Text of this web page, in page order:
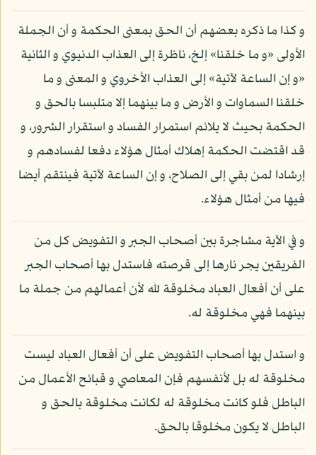
و كذا ما ذكره بعضهم أن الحق بمعنى الحكمة و أن الجملة
الأولى «و ما خلقنا» إلخ، ناظرة إلى العذاب الدنيوي و الثانية
«و إن الساعة لآتية» إلى العذاب الأخروي و المعنى و ما
خلقنا السماوات و الأرض و ما بينهما إلا متلبسا بالحق و
الحكمة بحيث لا يلائم استمرار الفساد و استقرار الشرور، و
قد اقتضت الحكمة إهلاك أمثال هؤلاء دفعا لفسادهم و
إرشادا لمن بقي إلى الصلاح، و إن الساعة لآتية فينتقم أيضا
فيها من أمثال هؤلاء.
و في الآية مشاجرة بين أصحاب الجبر و التفويض كل من
الفريقين يجر نارها إلى قرصته فاستدل بها أصحاب الجبر
على أن أفعال العباد مخلوقة لله لأن أعمالهم من جملة ما
بينهما فهي مخلوقة له.
و استدل بها أصحاب التفويض على أن أفعال العباد ليست
مخلوقة له بل لأنفسهم فإن المعاصي و قبائح الأعمال من
الباطل فلو كانت مخلوقة له لكانت مخلوقة بالحق و
الباطل لا يكون مخلوقا بالحق.